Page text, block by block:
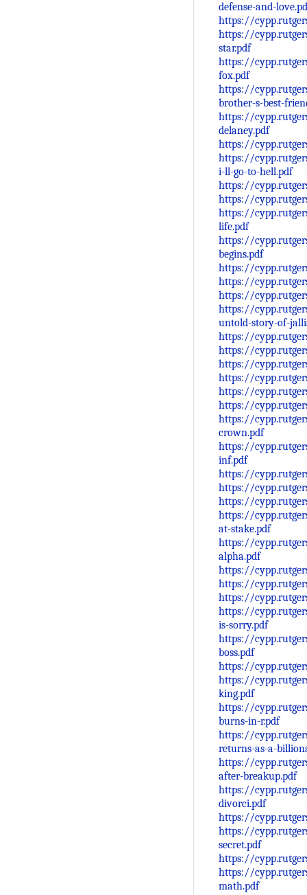
defense-and-
https://
https://
star.pdf
https://
fox.pdf
https://
brother-s-best-
https://
delaney.pdf
https://
https://
i-ll-go-to-hell.pdf
https://
https://
https://
life.pdf
https://
begins.pdf
https://
https://
https://
https://
untold-story-of-
https://
https://
https://
https://
https://
https://
https://
crown.pdf
https://
inf.pdf
https://
https://
https://
https://
at-stake.pdf
https://
alpha.pdf
https://
https://
https://
https://
is-sorry.pdf
https://
boss.pdf
https://
https://
king.pdf
https://
burns-in-r.pdf
https://
returns-as-a-
https://
after-breakup.pdf
https://
divorci.pdf
https://
https://
secret.pdf
https://
https://
math.pdf